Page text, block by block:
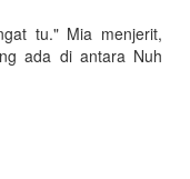
tu." Mia menjerit,
ada di antara Nuh